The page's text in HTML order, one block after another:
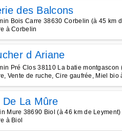
des Balcons
Bois Carre 38630 Corbelin (à 45 km
à Corbelin
d Ariane
Pré Clos 38110 La batie montgascon
Vente de ruche, Cire gaufrée, Miel bio
De La Mûre
Mure 38690 Biol (à 46 km de Leyment)
à Biol